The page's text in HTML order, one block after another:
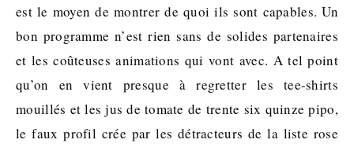
est le moyen de montrer de quoi ils sont capables. Un
bon programme n’est rien sans de solides partenaires
et les coûteuses animations qui vont avec. A tel point
qu’on en vient presque à regretter les tee-shirts
mouillés et les jus de tomate de trente six quinze pipo,
le faux profil crée par les détracteurs de la liste rose